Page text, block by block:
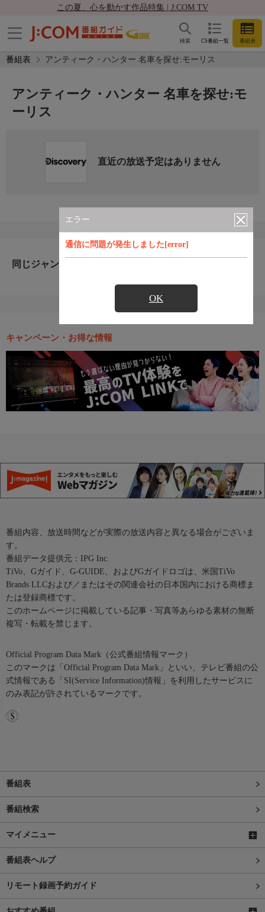
この夏、心を動かす作品特集 | J:COM TV
CS番組一覧 番組表
検索
番組表 アンティーク・ハンター 名車を探せ:モーリス
エラー
通信に問題が発生しました[error]
OK
アンティーク・ハンター 名車を探せ:モ
ーリス
直近の放送予定はありません
同じジャンルのおすすめ番組
キャンペーン・お得な情報
番組内容、放送時間などが実際の放送内容と異なる場合がございま
す。
番組データ提供元：IPG Inc.
TiVo、Gガイド、G-GUIDE、およびGガイドロゴは、米国TiVo
Brands LLCおよび／またはその関連会社の日本国内における商標ま
たは登録商標です。
このホームページに掲載している記事・写真等あらゆる素材の無断
複写・転載を禁じます。
Official Program Data Mark（公式番組情報マーク）
このマークは「Official Program Data Mark」といい、テレビ番組の公
式情報である「SI(Service Information)情報」を利用したサービスに
のみ表記が許されているマークです。
番組表
番組検索
マイメニュー
番組表ヘルプ
リモート録画予約ガイド